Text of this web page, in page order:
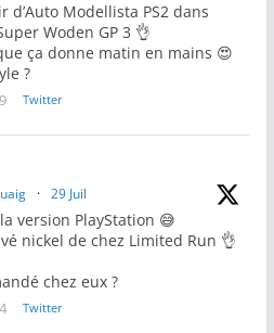
d’Auto Modellista PS2 dans
Woden GP 3 👌
ça donne matin en mains 😍
?
Twitter
· 29 Juil
version PlayStation 😅
nickel de chez Limited Run 👌
chez eux ?
Twitter